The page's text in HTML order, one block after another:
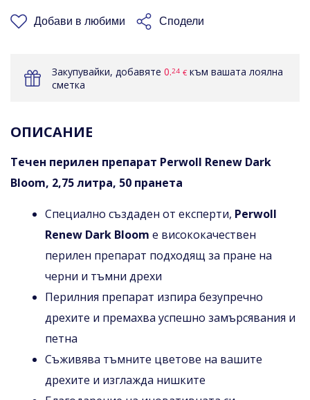
КОШНИЦАТА
Добави в любими Сподели
Закупувайки, добавяте 0.24 € към вашата лоялна
сметка
ОПИСАНИЕ
Течен перилен препарат Perwoll Renew Dark
Bloom, 2,75 литра, 50 пранета
Специално създаден от експерти, Perwoll
Renew Dark Bloom е висококачествен
перилен препарат подходящ за пране на
черни и тъмни дрехи
Перилния препарат изпира безупречно
дрехите и премахва успешно замърсявания и
петна
Съживява тъмните цветове на вашите
дрехите и изглажда нишките